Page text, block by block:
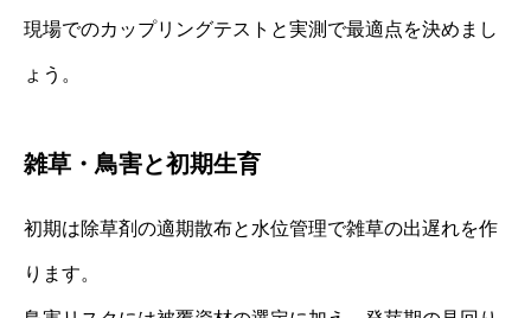
現場でのカップリングテストと実測で最適点を決めまし
ょう。
雑草・鳥害と初期生育
初期は除草剤の適期散布と水位管理で雑草の出遅れを作
ります。